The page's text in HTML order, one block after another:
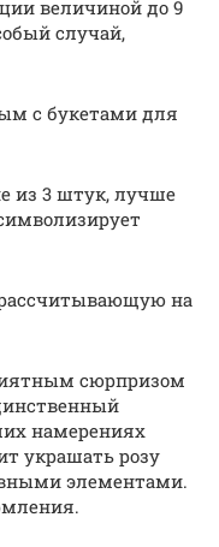
величиной до 9
случай,
с букетами для
из 3 штук, лучше
на
сюрпризом
намерениях
украшать розу
элементами.